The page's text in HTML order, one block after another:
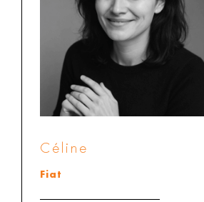
Céline
Fiat